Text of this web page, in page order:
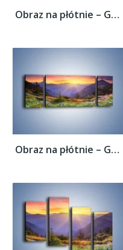
Obraz na płótnie – Góry o zachodzie słońca...
Obraz na płótnie – Góry o zachodzie słońca...